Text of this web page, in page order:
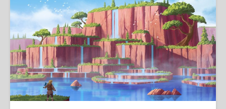
À propos
Connexion
Français